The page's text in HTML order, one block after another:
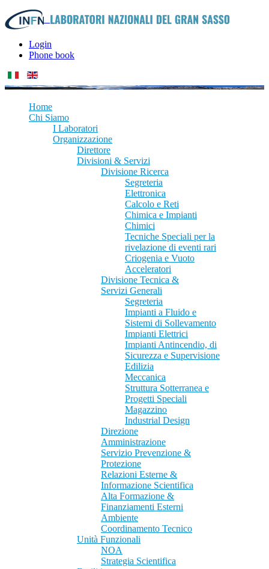
Login
Phone book
Home
Chi Siamo
I Laboratori
Organizzazione
Direttore
Divisioni & Servizi
Divisione Ricerca
Segreteria
Elettronica
Calcolo e Reti
Chimica e Impianti
Chimici
Tecniche Speciali per la
rivelazione di eventi rari
Criogenia e Vuoto
Acceleratori
Divisione Tecnica &
Servizi Generali
Segreteria
Impianti a Fluido e
Sistemi di Sollevamento
Impianti Elettrici
Impianti Antincendio, di
Sicurezza e Supervisione
Edilizia
Meccanica
Struttura Sotterranea e
Progetti Speciali
Magazzino
Industrial Design
Direzione
Amministrazione
Servizio Prevenzione &
Protezione
Relazioni Esterne &
Informazione Scientifica
Alta Formazione &
Finanziamenti Esterni
Ambiente
Coordinamento Tecnico
Unità Funzionali
NOA
Strategia Scientifica